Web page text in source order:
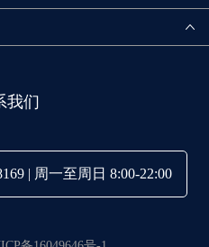
我们
| 周一至周日 8:00-22:00